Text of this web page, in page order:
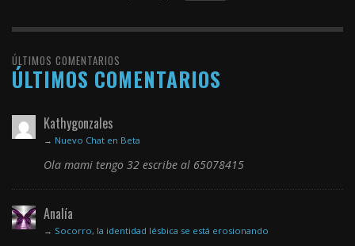
ÚLTIMOS COMENTARIOS
ÚLTIMOS COMENTARIOS
Kathygonzales
→ Nuevo Chat en Beta
Ola mami tengo 32 escribe al 65078415
Analía
→ Socorro, la identidad lésbica se está erosionando